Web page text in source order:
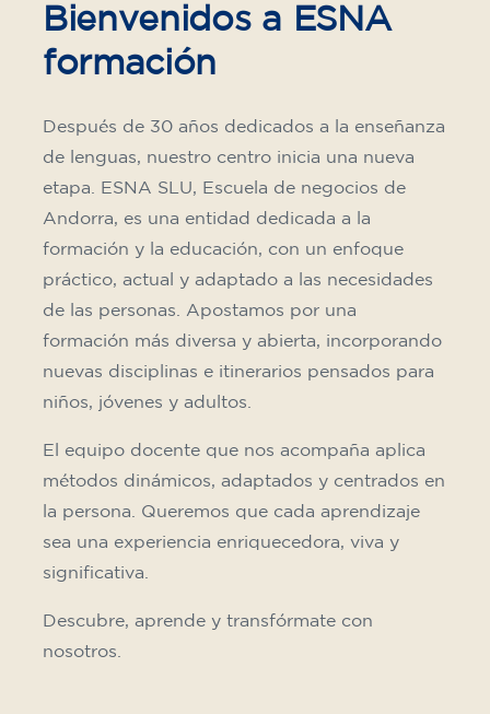
Bienvenidos a ESNA
formación
Después de 30 años dedicados a la enseñanza
de lenguas, nuestro centro inicia una nueva
etapa. ESNA SLU, Escuela de negocios de
Andorra, es una entidad dedicada a la
formación y la educación, con un enfoque
práctico, actual y adaptado a las necesidades
de las personas. Apostamos por una
formación más diversa y abierta, incorporando
nuevas disciplinas e itinerarios pensados para
niños, jóvenes y adultos.
El equipo docente que nos acompaña aplica
métodos dinámicos, adaptados y centrados en
la persona. Queremos que cada aprendizaje
sea una experiencia enriquecedora, viva y
significativa.
Descubre, aprende y transfórmate con
nosotros.